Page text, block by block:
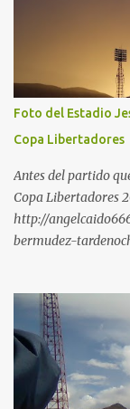
Foto del Estadio
Copa Libertadores
Antes del partido
Copa Libertadores
http://
bermudez-